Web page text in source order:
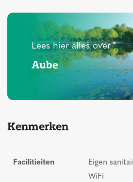
Lees hier alles over
Aube
Kenmerken
Facilitieiten
Eigen
WiFi